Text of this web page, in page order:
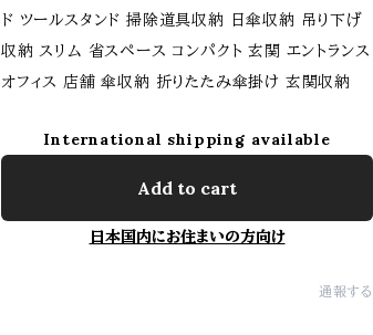
ド ツールスタンド 掃除道具収納 日傘収納 吊り下げ
収納 スリム 省スペース コンパクト 玄関 エントランス
オフィス 店舗 傘収納 折りたたみ傘掛け 玄関収納
International shipping available
Add to cart
日本国内にお住まいの方向け
通報する